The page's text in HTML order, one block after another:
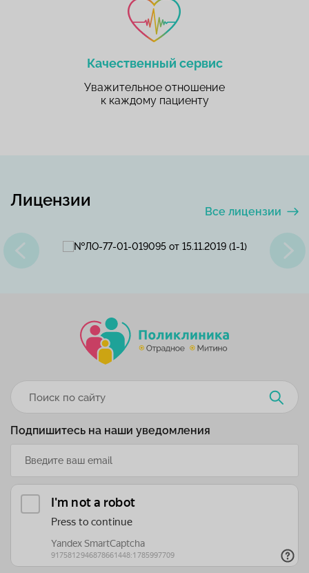
Качественный сервис
Уважительное отношение
к каждому пациенту
Лицензии
Все лицензии
Подпишитесь на наши уведомления